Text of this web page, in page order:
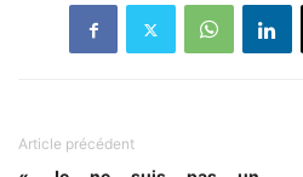
Article précédent